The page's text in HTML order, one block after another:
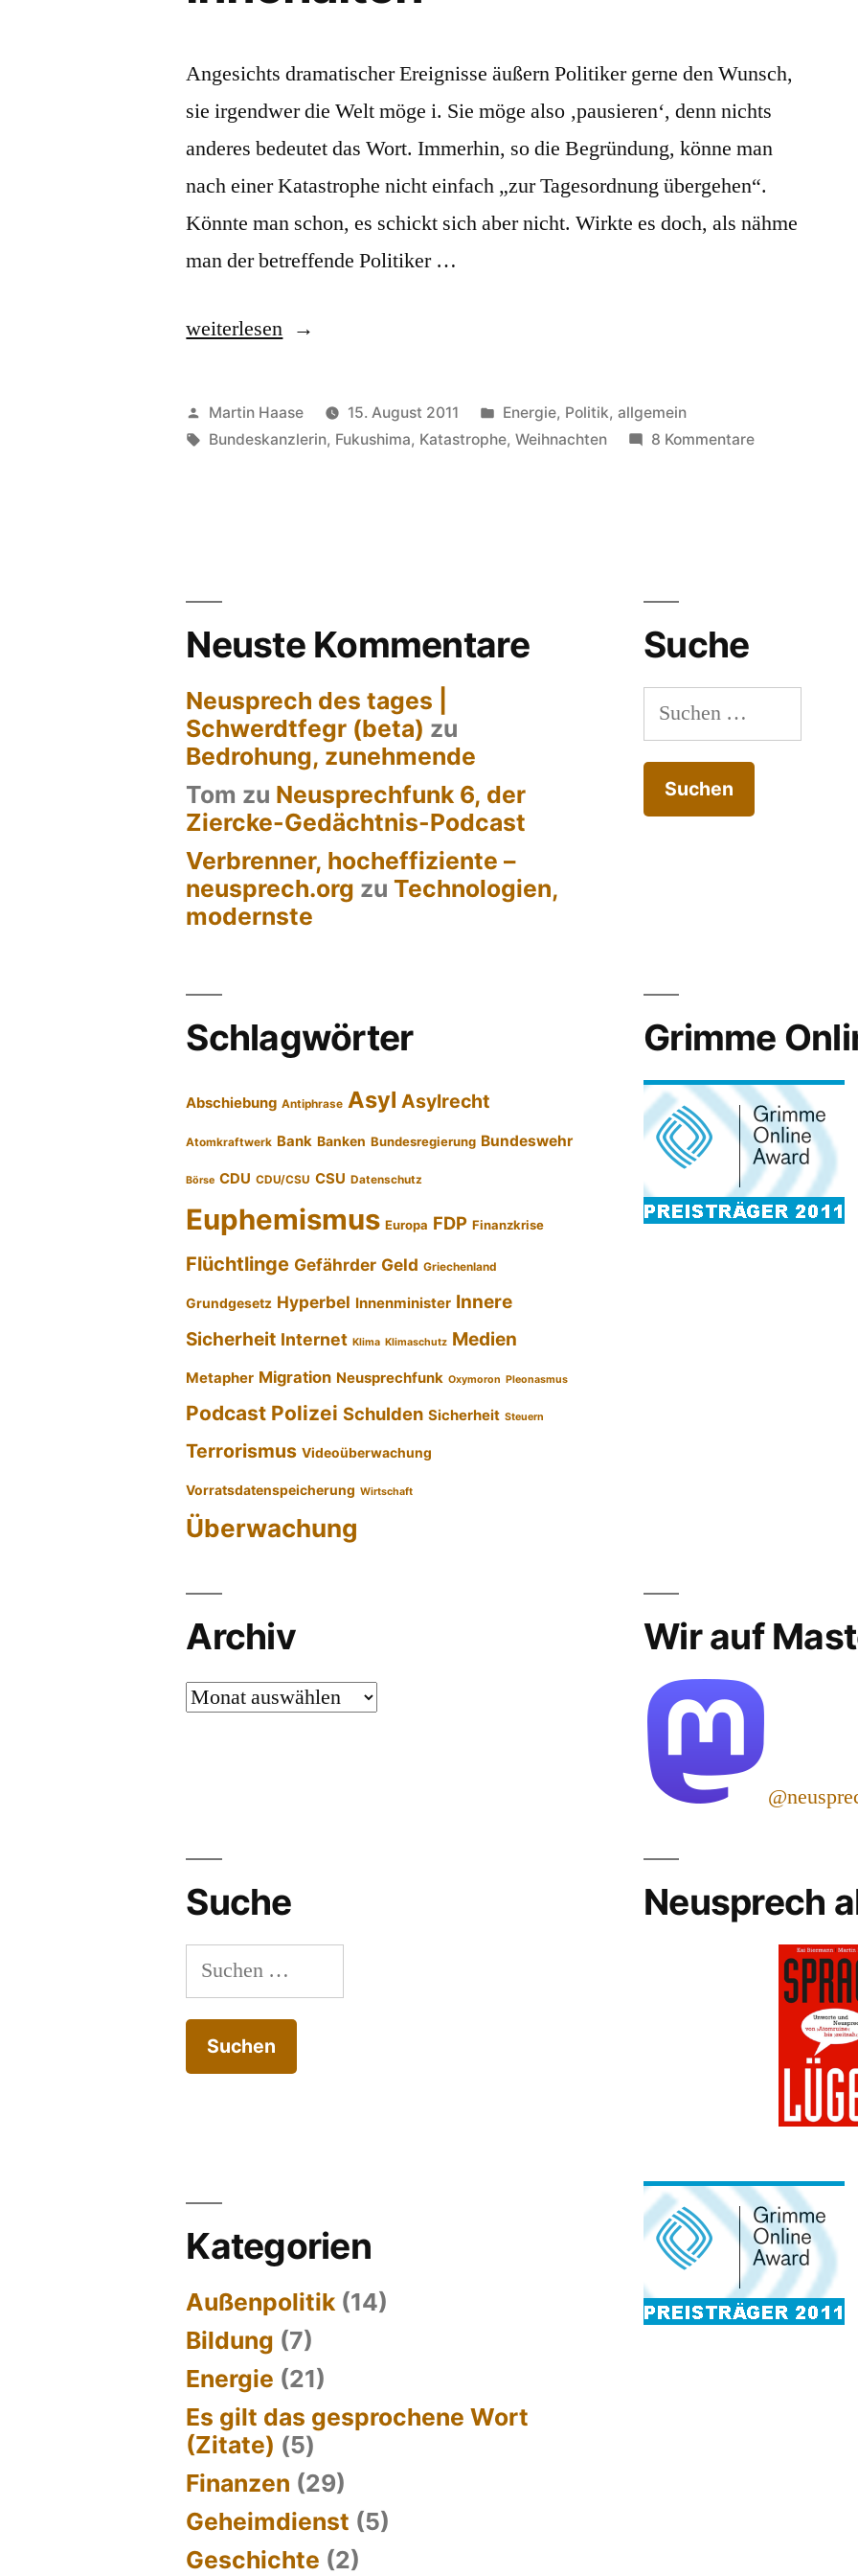
Angesichts dramatischer Ereignisse äußern Politiker gerne den Wunsch,
sie irgendwer die Welt möge i. Sie möge also ‚pausieren‘, denn nichts
anderes bedeutet das Wort. Immerhin, so die Begründung, könne man
nach einer Katastrophe nicht einfach „zur Tagesordnung übergehen“.
Könnte man schon, es schickt sich aber nicht. Wirkte es doch, als nähme
man der betreffende Politiker …
„innehalten“
weiterlesen
Veröffentlicht
von
Martin Haase 15. August 2011
Veröffentlicht
in
Energie, Politik, allgemein
Schlagwörter:
Bundeskanzlerin, Fukushima, Katastrophe,Weihnachten 8 Kommentarezu
Neuste Kommentare
Neusprech des tages |
Schwerdtfegr (beta) zu
Bedrohung, zunehmende
Tom zu Neusprechfunk 6, der
Ziercke-Gedächtnis-Podcast
Verbrenner, hocheffiziente –
neusprech.org zuTechnologien,
modernste
Suche
Suchen
nach:
Schlagwörter
Abschiebung Antiphrase Asyl Asylrecht
Atomkraftwerk Bank Banken Bundesregierung Bundeswehr
Börse CDU CDU/CSU CSU Datenschutz
Euphemismus Europa FDP Finanzkrise
Flüchtlinge Gefährder Geld Griechenland
Grundgesetz Hyperbel Innenminister Innere
Sicherheit Internet Klima Klimaschutz Medien
Metapher Migration Neusprechfunk Oxymoron Pleonasmus
Podcast Polizei Schulden Sicherheit Steuern
Terrorismus Videoüberwachung
Vorratsdatenspeicherung Wirtschaft
Überwachung
Grimme
Archiv
Archiv
Wir auf
Suche
Suchen
nach:
Neusprech
Kategorien
Außenpolitik (14)
Bildung (7)
Energie (21)
Es gilt das gesprochene Wort
(Zitate) (5)
Finanzen (29)
Geheimdienst (5)
Geschichte (2)